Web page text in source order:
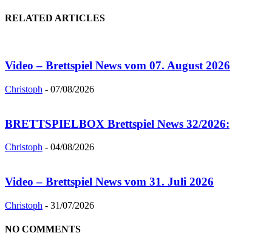
RELATED ARTICLES
Video – Brettspiel News vom 07. August 2026
Christoph - 07/08/2026
BRETTSPIELBOX Brettspiel News 32/2026:
Christoph - 04/08/2026
Video – Brettspiel News vom 31. Juli 2026
Christoph - 31/07/2026
NO COMMENTS